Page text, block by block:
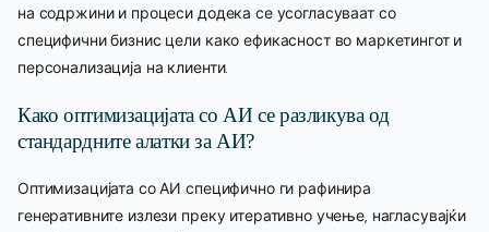
на содржини и процеси додека се усогласуваат со
специфични бизнис цели како ефикасност во маркетингот и
персонализација на клиенти.
Како оптимизацијата со АИ се разликува од
стандардните алатки за АИ?
Оптимизацијата со АИ специфично ги рафинира
генеративните излези преку итеративно учење, нагласувајќи